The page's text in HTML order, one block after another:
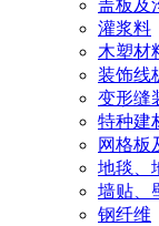
盖板及
灌浆料
木塑材
装饰线
变形缝
特种建
网格板
地毯、
墙贴、
钢纤维